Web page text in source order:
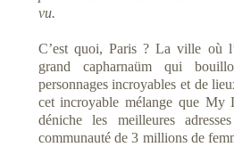
vu.
C’est quoi, Paris ? La ville où
grand capharnaüm qui
personnages incroyables et de
cet incroyablemélange que My
déniche les meilleures
communauté de3 millions de